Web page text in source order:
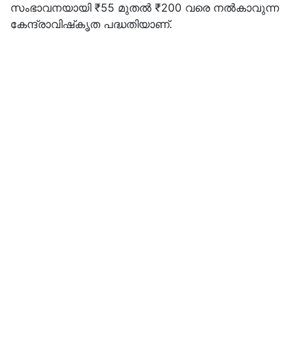
സംഭാവനയായി ₹55 മുതൽ ₹200 വരെ നൽകാവുന്ന
കേന്ദ്രാവിഷ്‌കൃത പദ്ധതിയാണ്.